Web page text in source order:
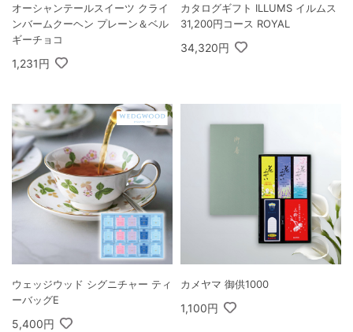
オーシャンテールスイーツ クライ
ンバームクーヘン プレーン＆ベル
ギーチョコ
1,231円
カタログギフト ILLUMS イルムス
31,200円コース ROYAL
34,320円
ウェッジウッド シグニチャー ティ
ーバッグE
5,400円
カメヤマ 御供1000
1,100円